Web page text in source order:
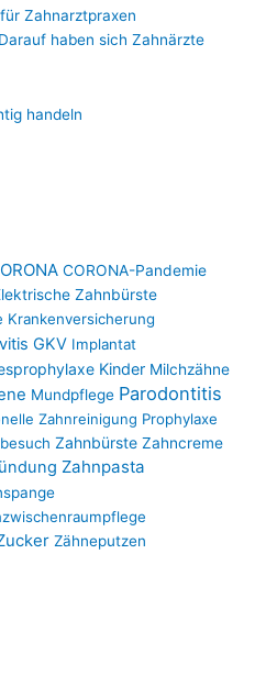
CORONA-Pandemie
Zahnbürste
Krankenversicherung
GKV Implantat
Kinder Milchzähne
Mundpflege Parodontitis
Zahnreinigung Prophylaxe
Zahnbürste Zahncreme
Zahnpasta
Zähneputzen